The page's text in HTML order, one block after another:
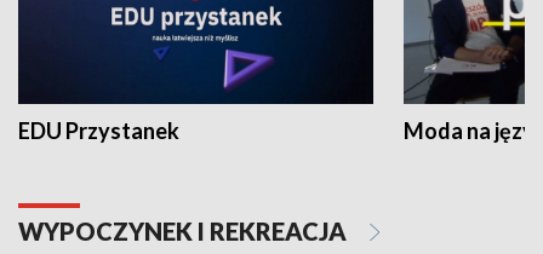
EDU Przystanek Moda na
WYPOCZYNEK I REKREACJA